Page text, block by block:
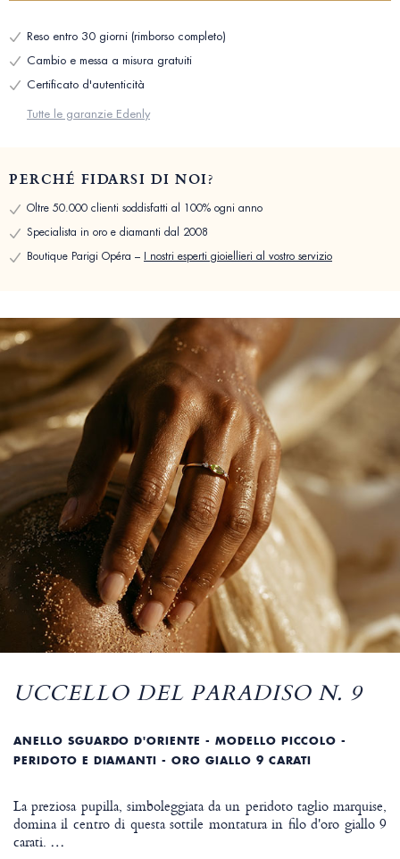
Reso entro 30 giorni (rimborso completo)
Cambio e messa a misura gratuiti
Certificato d'autenticità
Tutte le garanzie Edenly
PERCHÉ FIDARSI DI NOI?
Oltre 50.000 clienti soddisfatti al 100% ogni anno
Specialista in oro e diamanti dal 2008
Boutique Parigi Opéra – I nostri esperti gioiellieri al vostro servizio
UCCELLO DEL PARADISO N. 9
ANELLO SGUARDO D'ORIENTE - MODELLO PICCOLO -
PERIDOTO E DIAMANTI - ORO GIALLO 9 CARATI
La preziosa pupilla, simboleggiata da un peridoto taglio marquise,
domina il centro di questa sottile montatura in filo d'oro giallo 9
carati. …